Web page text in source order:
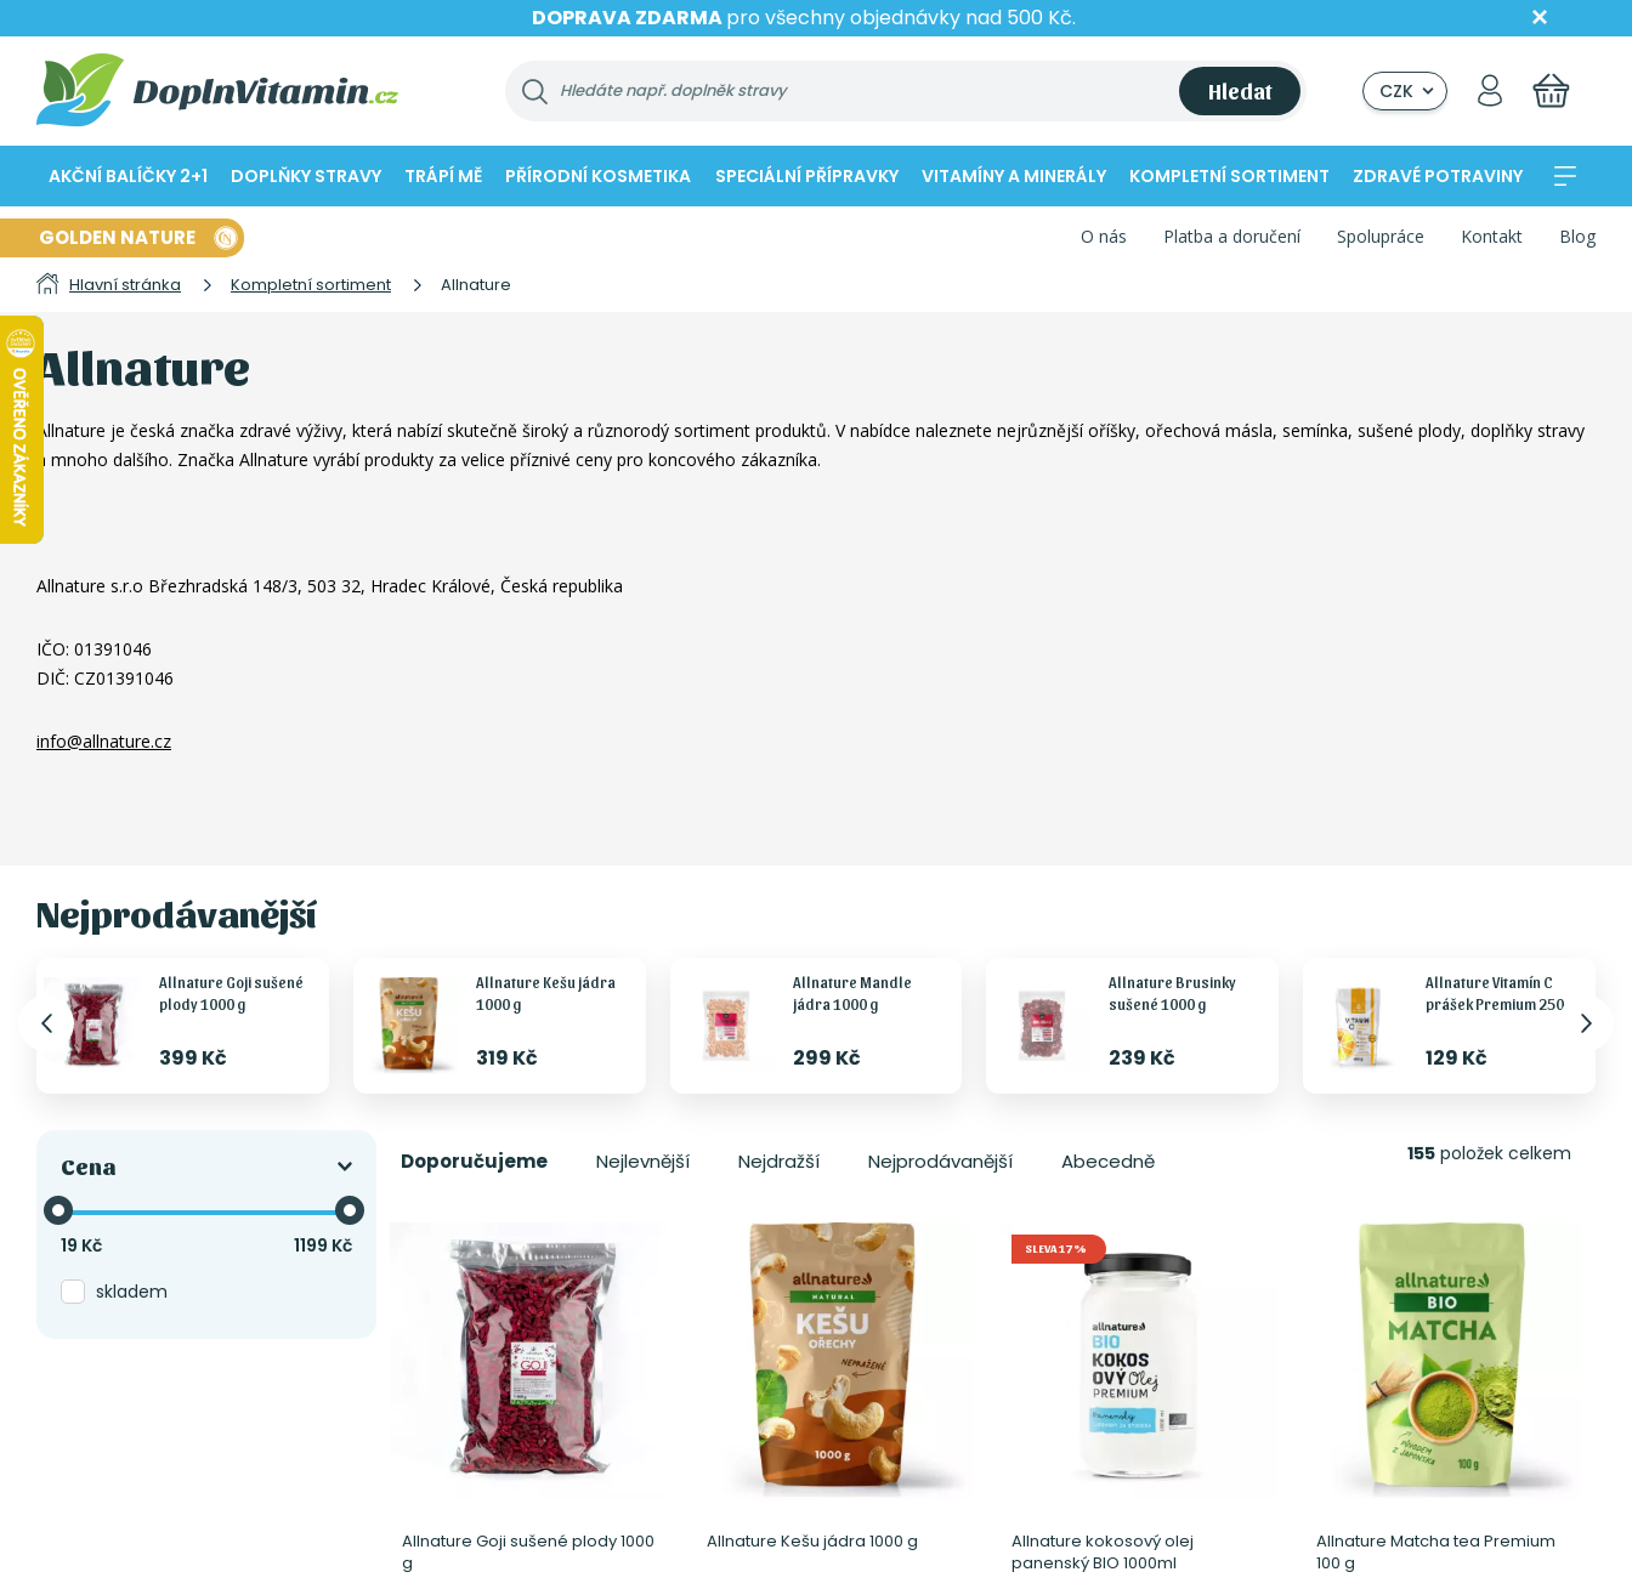
DOPRAVA ZDARMApro všechny objednávky nad 500 Kč.
Hledat CZK
AKČNÍ BALÍČKY 2+1 DOPLŇKY STRAVY TRÁPÍ MĚ PŘÍRODNÍ KOSMETIKA SPECIÁLNÍ PŘÍPRAVKY VITAMÍNY A MINERÁLY KOMPLETNÍ SORTIMENT ZDRAVÉ POTRAVINY
GOLDEN NATURE O nás Platba a doručení Spolupráce Kontakt Blog
Hlavní stránka Kompletní sortiment Allnature
Allnature
Allnature je česká značka zdravé výživy, která nabízí skutečně široký a různorodý sortiment produktů. V nabídce naleznete nejrůznější oříšky, ořechová másla, semínka, sušené plody, doplňky stravy
a mnoho dalšího. Značka Allnature vyrábí produkty za velice příznivé ceny pro koncového zákazníka.
Allnature s.r.o Březhradská 148/3, 503 32, Hradec Králové, Česká republika
IČO: 01391046
DIČ: CZ01391046
info@allnature.cz
Nejprodávanější
Allnature Goji sušené
plody 1000 g
399 Kč
Allnature Kešu jádra
1000 g
319 Kč
Allnature Mandle
jádra 1000 g
299 Kč
Allnature Brusinky
sušené 1000 g
239 Kč
Allnature Vitamín C
prášek Premium 250 g
129 Kč
Doporučujeme Nejlevnější Nejdražší Nejprodávanější Abecedně 155 položek celkem
Allnature Goji sušené plody 1000
g
Allnature Kešu jádra 1000 g
SLEVA 17%
Allnature kokosový olej
panenský BIO 1000ml
Allnature Matcha tea Premium
100 g
Cena
19 Kč 1199 Kč
skladem